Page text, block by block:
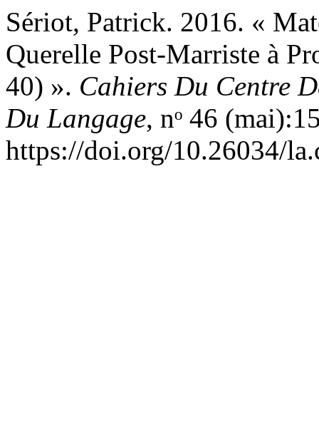
Sériot, Patrick. 2016. «
Querelle Post-Marriste à
40) ». Cahiers Du Centre
Du Langage, nᵒ 46
https://doi.org/10.26034/